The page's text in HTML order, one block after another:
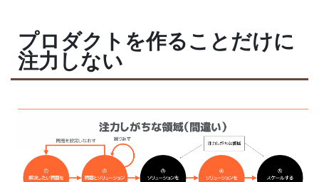
プロダクトを作ることだけに
注力しない